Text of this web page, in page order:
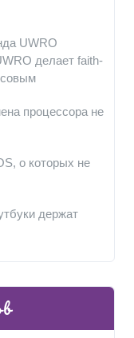
UWRO
делает faith-
процессора не
о которых не
держат